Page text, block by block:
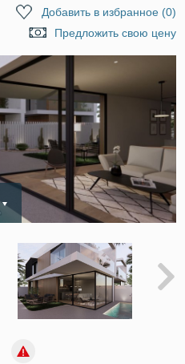
Добавить в избранное(0)
Предложить свою цену